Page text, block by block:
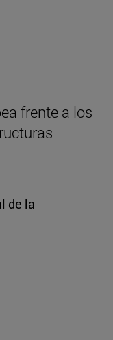
frente a los
de la